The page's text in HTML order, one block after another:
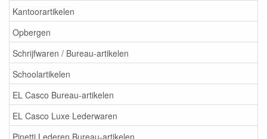
Kantoorartikelen
Opbergen
Schrijfwaren / Bureau-artikelen
Schoolartikelen
EL Casco Bureau-artikelen
EL Casco Luxe Lederwaren
Pinetti Lederen Bureau-artikelen